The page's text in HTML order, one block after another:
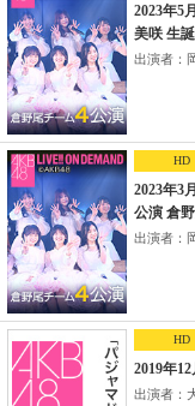
2023年5
美咲 生
出演者：
HD
2023年3
公演 倉
出演者：
HD
2019年
出演者：